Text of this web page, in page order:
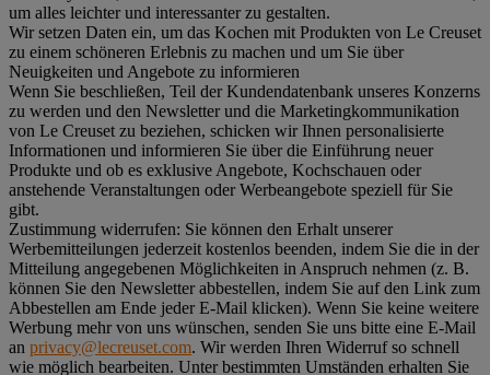
um alles leichter und interessanter zu gestalten.
Wir setzen Daten ein, um das Kochen mit Produkten von Le Creuset
zu einem schöneren Erlebnis zu machen und um Sie über
Neuigkeiten und Angebote zu informieren
Wenn Sie beschließen, Teil der Kundendatenbank unseres Konzerns
zu werden und den Newsletter und die Marketingkommunikation
von Le Creuset zu beziehen, schicken wir Ihnen personalisierte
Informationen und informieren Sie über die Einführung neuer
Produkte und ob es exklusive Angebote, Kochschauen oder
anstehende Veranstaltungen oder Werbeangebote speziell für Sie
gibt.
Zustimmung widerrufen: Sie können den Erhalt unserer
Werbemitteilungen jederzeit kostenlos beenden, indem Sie die in der
Mitteilung angegebenen Möglichkeiten in Anspruch nehmen (z. B.
können Sie den Newsletter abbestellen, indem Sie auf den Link zum
Abbestellen am Ende jeder E-Mail klicken). Wenn Sie keine weitere
Werbung mehr von uns wünschen, senden Sie uns bitte eine E-Mail
an privacy@lecreuset.com. Wir werden Ihren Widerruf so schnell
wie möglich bearbeiten. Unter bestimmten Umständen erhalten Sie